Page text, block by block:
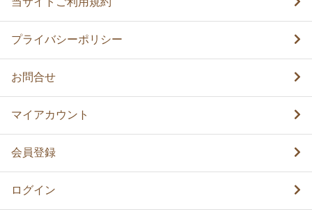
プライバシーポリシー
お問合せ
マイアカウント
会員登録
ログイン